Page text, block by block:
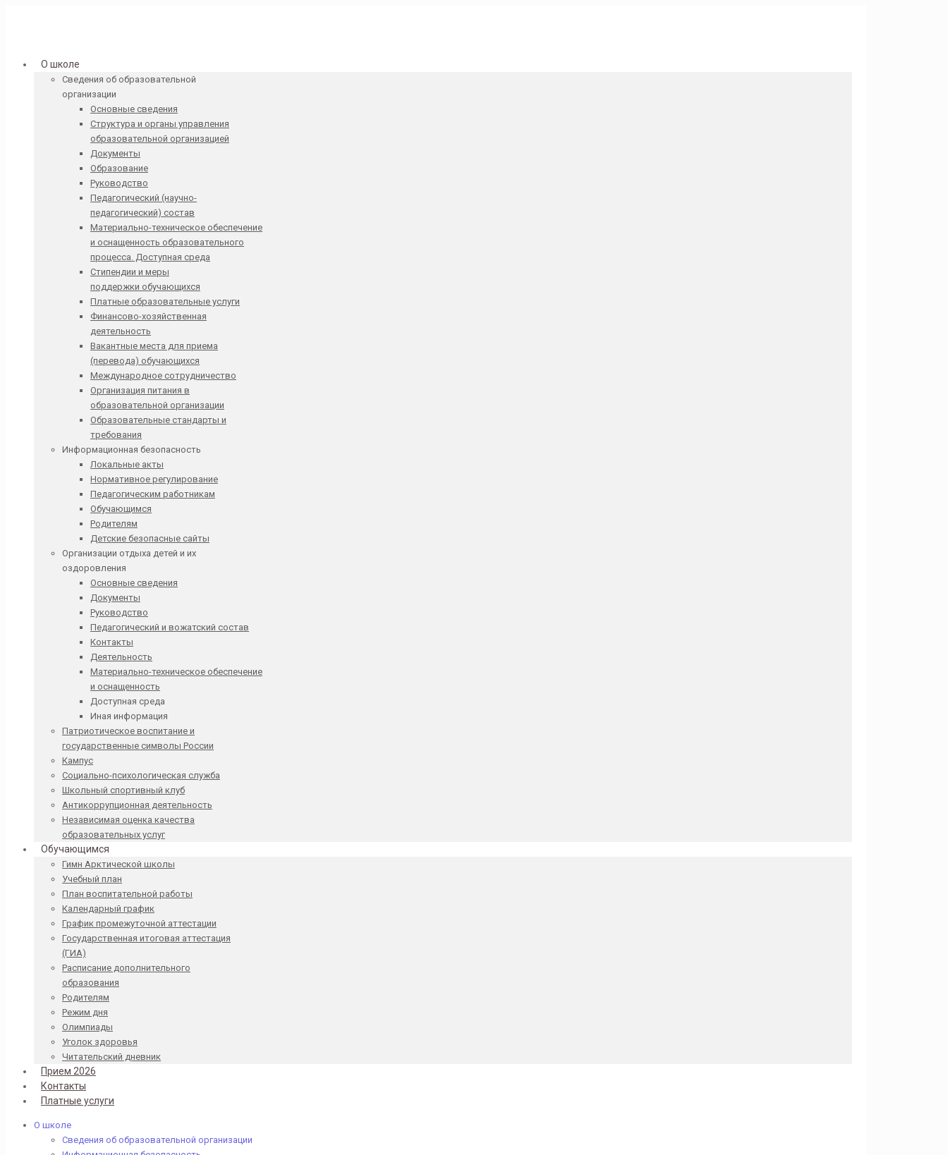
О школе
Сведения об образовательной
организации
Основные сведения
Структура и органы управления
образовательной организацией
Документы
Образование
Руководство
Педагогический (научно-
педагогический) состав
Материально-техническое обеспечение
и оснащенность образовательного
процесса. Доступная среда
Стипендии и меры
поддержки обучающихся
Платные образовательные услуги
Финансово-хозяйственная
деятельность
Вакантные места для приема
(перевода) обучающихся
Международное сотрудничество
Организация питания в
образовательной организации
Образовательные стандарты и
требования
Информационная безопасность
Локальные акты
Нормативное регулирование
Педагогическим работникам
Обучающимся
Родителям
Детские безопасные сайты
Организации отдыха детей и их
оздоровления
Основные сведения
Документы
Руководство
Педагогический и вожатский состав
Контакты
Деятельность
Материально-техническое обеспечение
и оснащенность
Доступная среда
Иная информация
Патриотическое воспитание и
государственные символы России
Кампус
Социально-психологическая служба
Школьный спортивный клуб
Антикоррупционная деятельность
Независимая оценка качества
образовательных услуг
Обучающимся
Гимн Арктической школы
Учебный план
План воспитательной работы
Календарный график
График промежуточной аттестации
Государственная итоговая аттестация
(ГИА)
Расписание дополнительного
образования
Родителям
Режим дня
Олимпиады
Уголок здоровья
Читательский дневник
Прием 2026
Контакты
Платные услуги
О школе
Сведения об образовательной организации